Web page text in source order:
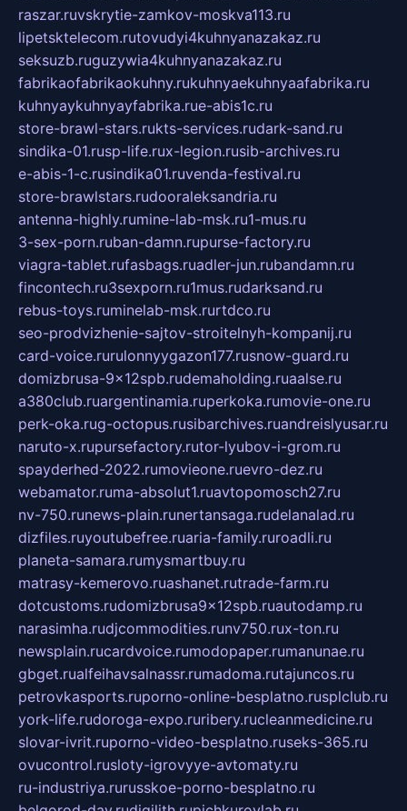
raszar.ruvskrytie-zamkov-moskva113.ru
lipetsktelecom.rutovudyi4kuhnyanazakaz.ru
seksuzb.ruguzywia4kuhnyanazakaz.ru
fabrikaofabrikaokuhny.rukuhnyaekuhnyaafabrika.ru
kuhnyaykuhnyayfabrika.rue-abis1c.ru
store-brawl-stars.rukts-services.rudark-sand.ru
sindika-01.rusp-life.rux-legion.rusib-archives.ru
e-abis-1-c.rusindika01.ruvenda-festival.ru
store-brawlstars.rudooraleksandria.ru
antenna-highly.rumine-lab-msk.ru1-mus.ru
3-sex-porn.ruban-damn.rupurse-factory.ru
viagra-tablet.rufasbags.ruadler-jun.rubandamn.ru
fincontech.ru3sexporn.ru1mus.rudarksand.ru
rebus-toys.ruminelab-msk.rurtdco.ru
seo-prodvizhenie-sajtov-stroitelnyh-kompanij.ru
card-voice.rurulonnyygazon177.rusnow-guard.ru
domizbrusa-9x12spb.rudemaholding.ruaalse.ru
a380club.ruargentinamia.ruperkoka.rumovie-one.ru
perk-oka.rug-octopus.rusibarchives.ruandreislyusar.ru
naruto-x.rupursefactory.rutor-lyubov-i-grom.ru
spayderhed-2022.rumovieone.ruevro-dez.ru
webamator.ruma-absolut1.ruavtopomosch27.ru
nv-750.runews-plain.runertansaga.rudelanalad.ru
dizfiles.ruyoutubefree.ruaria-family.ruroadli.ru
planeta-samara.rumysmartbuy.ru
matrasy-kemerovo.ruashanet.rutrade-farm.ru
dotcustoms.rudomizbrusa9x12spb.ruautodamp.ru
narasimha.rudjcommodities.runv750.rux-ton.ru
newsplain.rucardvoice.rumodopaper.rumanunae.ru
gbget.rualfeihavsalnassr.rumadoma.rutajuncos.ru
petrovkasports.ruporno-online-besplatno.rusplclub.ru
york-life.rudoroga-expo.ruribery.rucleanmedicine.ru
slovar-ivrit.ruporno-video-besplatno.ruseks-365.ru
ovucontrol.rusloty-igrovyye-avtomaty.ru
ru-industriya.rurusskoe-porno-besplatno.ru